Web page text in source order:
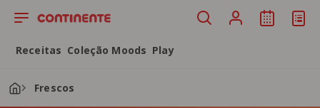
Saltar para o conteúdo principal
Receitas Coleção Moods Play
Frescos